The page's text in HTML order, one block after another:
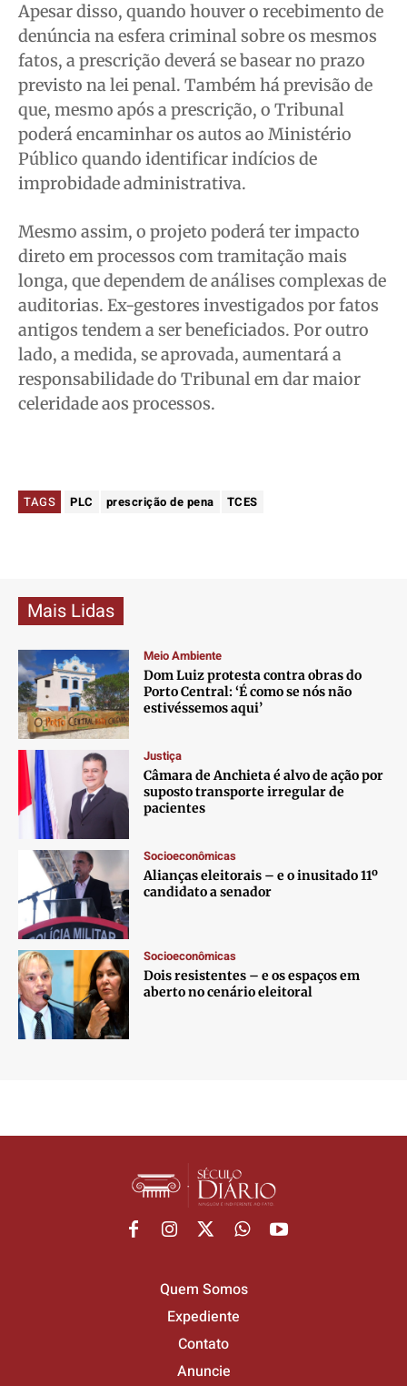
Apesar disso, quando houver o recebimento de
denúncia na esfera criminal sobre os mesmos
fatos, a prescrição deverá se basear no prazo
previsto na lei penal. Também há previsão de
que, mesmo após a prescrição, o Tribunal
poderá encaminhar os autos ao Ministério
Público quando identificar indícios de
improbidade administrativa.
Mesmo assim, o projeto poderá ter impacto
direto em processos com tramitação mais
longa, que dependem de análises complexas de
auditorias. Ex-gestores investigados por fatos
antigos tendem a ser beneficiados. Por outro
lado, a medida, se aprovada, aumentará a
responsabilidade do Tribunal em dar maior
celeridade aos processos.
TAGS PLC prescrição de pena TCES
Mais Lidas
Meio Ambiente
Dom Luiz protesta contra obras do
Porto Central: ‘É como se nós não
estivéssemos aqui’
Justiça
Câmara de Anchieta é alvo de ação por
suposto transporte irregular de
pacientes
Socioeconômicas
Alianças eleitorais – e o inusitado 11º
candidato a senador
Socioeconômicas
Dois resistentes – e os espaços em
aberto no cenário eleitoral
Quem Somos
Expediente
Contato
Anuncie